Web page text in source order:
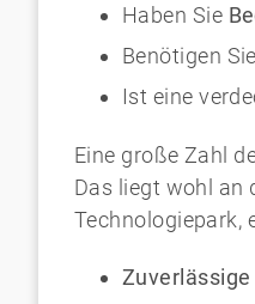
Haben Sie
Benötigen
Ist eine
Eine große Zahl
Das liegt wohl an
Technologiepark,